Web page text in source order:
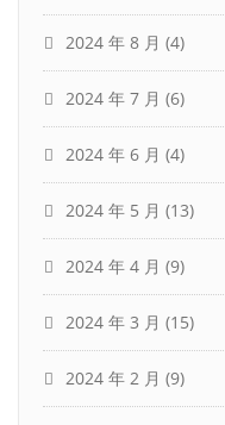
2024 年 8 月 (4)
2024 年 7 月 (6)
2024 年 6 月 (4)
2024 年 5 月 (13)
2024 年 4 月 (9)
2024 年 3 月 (15)
2024 年 2 月 (9)